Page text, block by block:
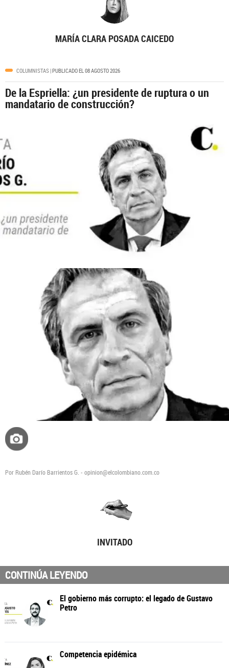
MARÍA CLARA POSADA CAICEDO
COLUMNISTAS| PUBLICADO EL 08 AGOSTO 2026
De la Espriella: ¿un presidente de ruptura o un
mandatario de construcción?
Por Rubén Darío Barrientos G. - opinion@elcolombiano.com.co
INVITADO
CONTINÚA LEYENDO